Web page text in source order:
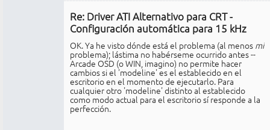
Re: Driver ATI Alternativo para CRT -
Configuración automática para 15 kHz
OK. Ya he visto dónde está el problema (al menos mi
problema); lástima no habérseme ocurrido antes --
Arcade OSD (o WIN, imagino) no permite hacer
cambios si el 'modeline' es el establecido en el
escritorio en el momento de ejecutarlo. Para
cualquier otro 'modeline' distinto al establecido
como modo actual para el escritorio sí responde a la
perfección.